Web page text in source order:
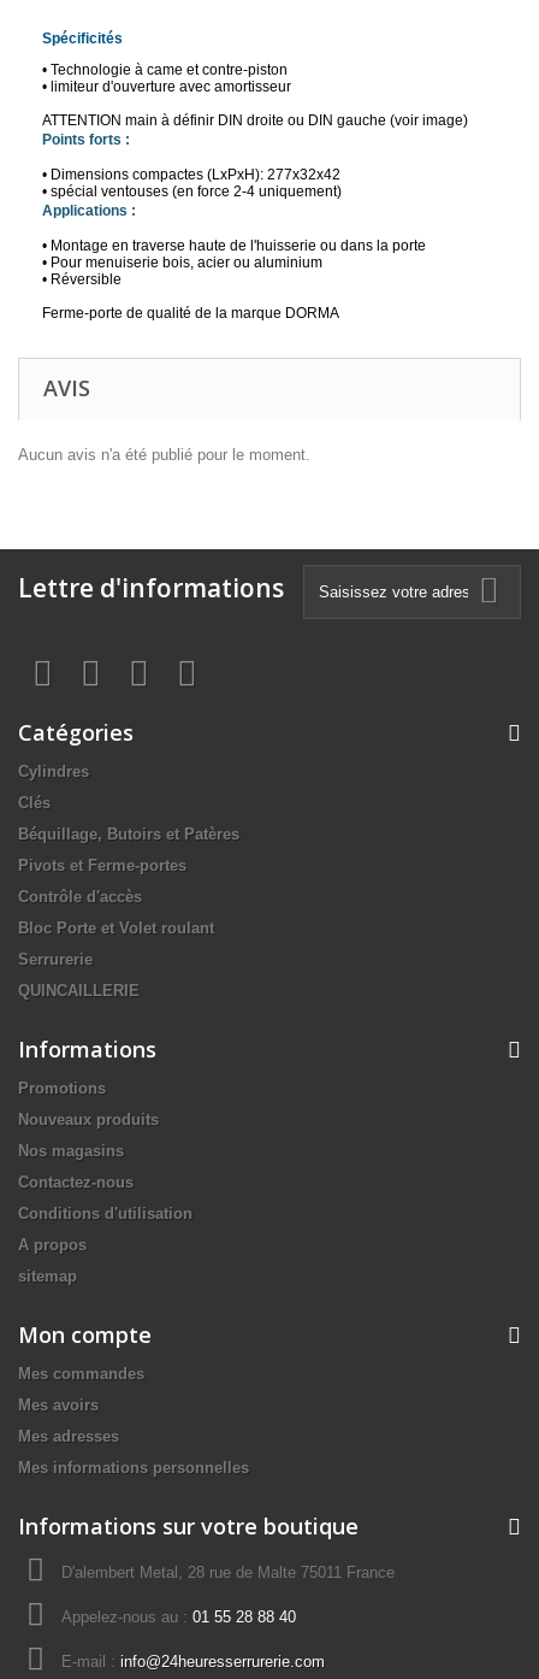
Spécificités
• Technologie à came et contre-piston
• limiteur d'ouverture avec amortisseur
ATTENTION main à définir DIN droite ou DIN gauche (voir image)
Points forts :
• Dimensions compactes (LxPxH): 277x32x42
• spécial ventouses (en force 2-4 uniquement)
Applications :
• Montage en traverse haute de l'huisserie ou dans la porte
• Pour menuiserie bois, acier ou aluminium
• Réversible
Ferme-porte de qualité de la marque DORMA
AVIS
Aucun avis n'a été publié pour le moment.
Lettre d'informations
Catégories
Cylindres
Clés
Béquillage, Butoirs et Patères
Pivots et Ferme-portes
Contrôle d'accès
Bloc Porte et Volet roulant
Serrurerie
QUINCAILLERIE
Informations
Promotions
Nouveaux produits
Nos magasins
Contactez-nous
Conditions d'utilisation
A propos
sitemap
Mon compte
Mes commandes
Mes avoirs
Mes adresses
Mes informations personnelles
Informations sur votre boutique
D'alembert Metal, 28 rue de Malte 75011 France
Appelez-nous au : 01 55 28 88 40
E-mail : info@24heuresserrurerie.com